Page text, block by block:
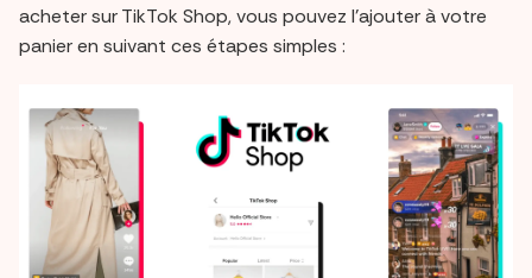
acheter sur TikTok Shop, vous pouvez l'ajouter à votre
panier en suivant ces étapes simples :